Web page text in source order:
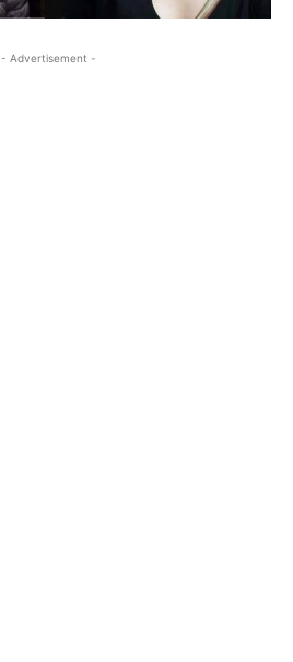
- Advertisement -